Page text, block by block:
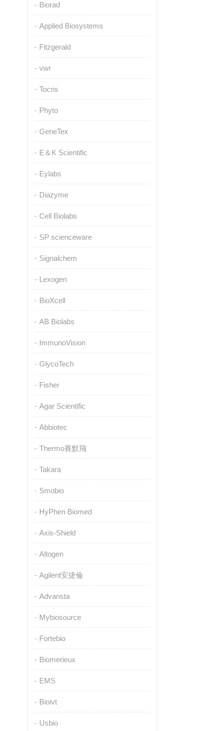
Biorad
Applied Biosystems
Fitzgerald
vwr
Tocris
Phyto
GeneTex
E＆K Scientific
Eylabs
Diazyme
Cell Biolabs
SP scienceware
Signalchem
Lexogen
BioXcell
AB Biolabs
ImmunoVision
GlycoTech
Fisher
Agar Scientific
Abbiotec
Thermo賽默飛
Takara
Smobio
HyPhen Biomed
Axis-Shield
Altogen
Agilent安捷倫
Advansta
Mybiosource
Fortebio
Biomerieux
EMS
Bioivt
Usbio